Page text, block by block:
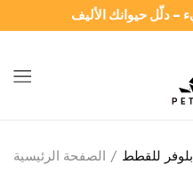
إلى
الصفحة الرئيسية بلوفر للقطط